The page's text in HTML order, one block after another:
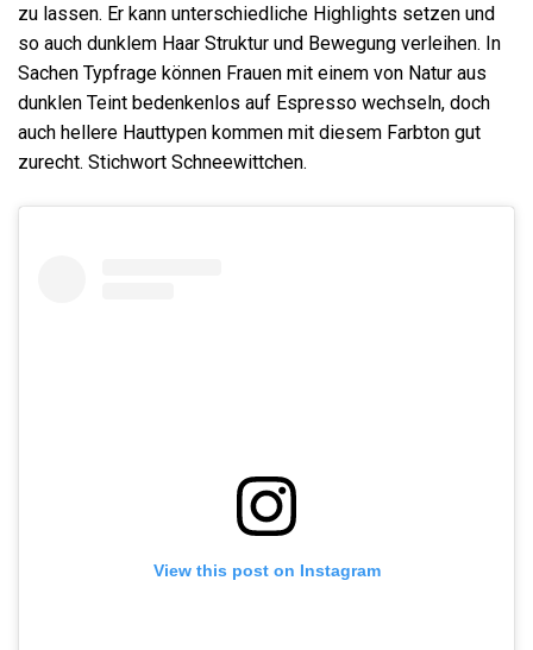
zu lassen. Er kann unterschiedliche Highlights setzen und
so auch dunklem Haar Struktur und Bewegung verleihen. In
Sachen Typfrage können Frauen mit einem von Natur aus
dunklen Teint bedenkenlos auf Espresso wechseln, doch
auch hellere Hauttypen kommen mit diesem Farbton gut
zurecht. Stichwort Schneewittchen.
View this post on Instagram